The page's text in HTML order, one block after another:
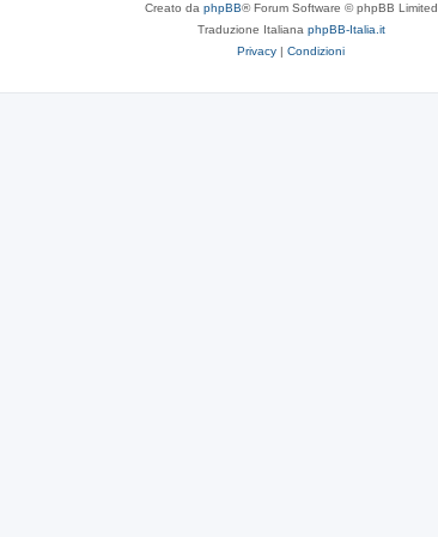
Creato da phpBB® Forum Software © phpBB Limited
Traduzione Italiana phpBB-Italia.it
Privacy | Condizioni